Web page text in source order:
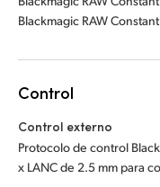
Blackmagic RAW
Control
Control externo
Protocolo de control
x LANC de 2.5 mm para